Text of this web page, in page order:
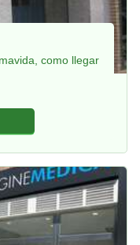
como llegar